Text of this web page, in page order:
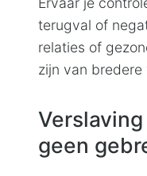
terugval of
relaties of
zijn van
geen